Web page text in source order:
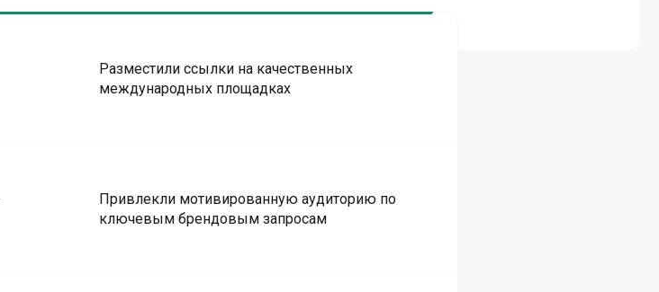
Разместили ссылки на качественных
международных площадках
Привлекли мотивированную аудиторию по
ключевым брендовым запросам